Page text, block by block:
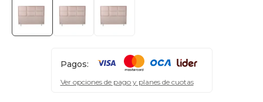
Pagos:
Ver opciones de pago y planes de cuotas